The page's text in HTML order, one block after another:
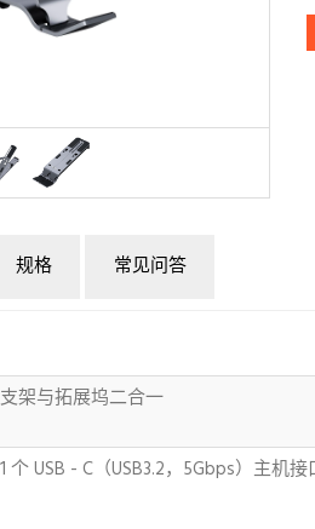
规格 常见问答
支架与拓展坞二合一
1 个 USB - C（USB3.2，5Gbps）主机